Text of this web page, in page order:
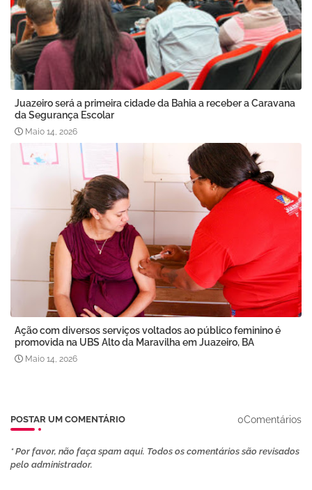
Juazeiro será a primeira cidade da Bahia a receber a Caravana
da Segurança Escolar
Maio 14, 2026
Ação com diversos serviços voltados ao público feminino é
promovida na UBS Alto da Maravilha em Juazeiro, BA
Maio 14, 2026
POSTAR UM COMENTÁRIO 0Comentários
* Por favor, não faça spam aqui. Todos os comentários são revisados ​​
pelo administrador.